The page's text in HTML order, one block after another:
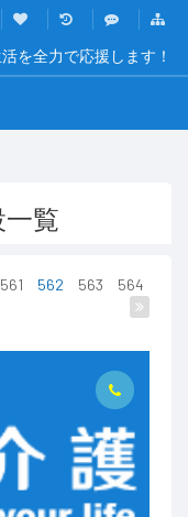
を全力で応援します！
覧
561 562 563 564